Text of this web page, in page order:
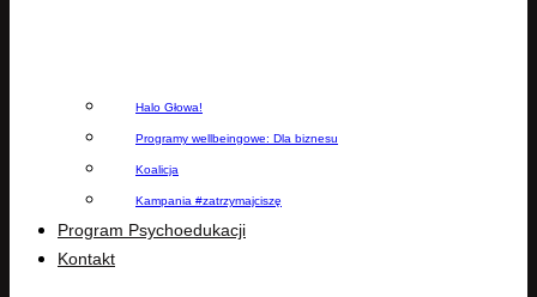
Halo Głowa!
Programy wellbeingowe: Dla biznesu
Koalicja
Kampania #zatrzymajciszę
Program Psychoedukacji
Kontakt